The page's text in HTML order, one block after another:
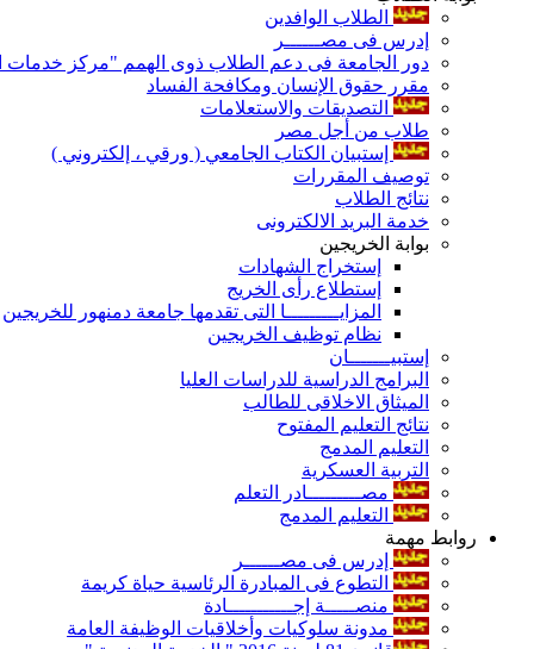
الطلاب الوافدين
إدرس فى مصــــــر
دور الجامعة فى دعم الطلاب ذوى الهمم "مركز خدمات
مقرر حقوق الإنسان ومكافحة الفساد
التصديقات والاستعلامات
طلاب من أجل مصر
إستبيان الكتاب الجامعي ( ورقي ، إلكتروني )
توصيف المقررات
نتائج الطلاب
خدمة البريد الالكترونى
بوابة الخريجين
إستخراج الشهادات
إستطلاع رأى الخريج
المزايـــــــــا التى تقدمها جامعة دمنهور للخريجين
نظام توظيف الخريجين
إستبيـــــــان
البرامج الدراسية للدراسات العليا
الميثاق الاخلاقى للطالب
نتائج التعليم المفتوح
التعليم المدمج
التربية العسكرية
مصـــــــــادر التعلم
التعليم المدمج
روابط مهمة
إدرس فى مصــــــر
التطوع فى المبادرة الرئاسية حياة كريمة
منصـــــة إجـــــــــــادة
مدونة سلوكيات وأخلاقيات الوظيفة العامة